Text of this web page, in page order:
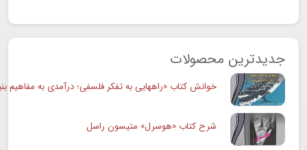
جدیدترین محصولات
خوانش کتاب «راههایی به تفکر فلسفی؛ درآمدی به مفاهیم
شرح کتاب «هوسرل» متیسون راسل